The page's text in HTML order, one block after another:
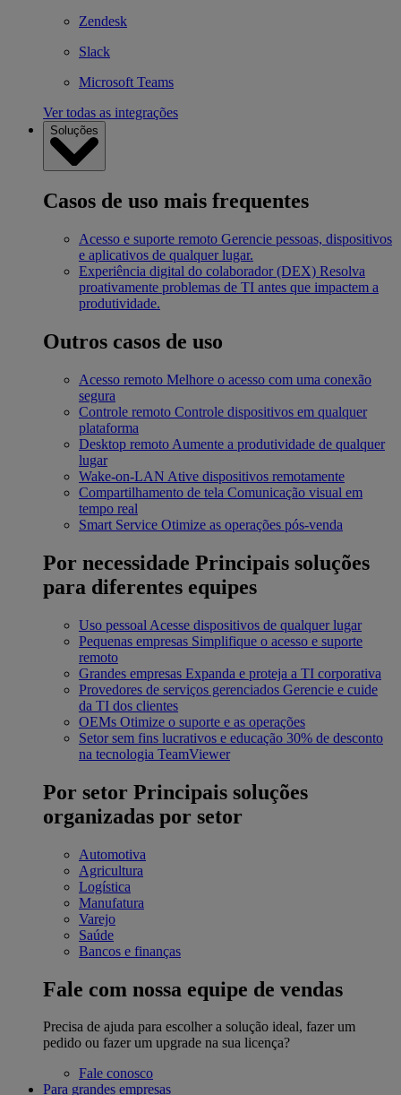
Zendesk
Slack
Microsoft Teams
Ver todas as integrações
Soluções
Casos de uso mais frequentes
Acesso e suporte remoto Gerencie pessoas, dispositivos
e aplicativos de qualquer lugar.
Experiência digital do colaborador (DEX) Resolva
proativamente problemas de TI antes que impactem a
produtividade.
Outros casos de uso
Acesso remoto Melhore o acesso com uma conexão
segura
Controle remoto Controle dispositivos em qualquer
plataforma
Desktop remoto Aumente a produtividade de qualquer
lugar
Wake-on-LAN Ative dispositivos remotamente
Compartilhamento de tela Comunicação visual em
tempo real
Smart Service Otimize as operações pós-venda
Por necessidade Principais soluções
para diferentes equipes
Uso pessoal Acesse dispositivos de qualquer lugar
Pequenas empresas Simplifique o acesso e suporte
remoto
Grandes empresas Expanda e proteja a TI corporativa
Provedores de serviços gerenciados Gerencie e cuide
da TI dos clientes
OEMs Otimize o suporte e as operações
Setor sem fins lucrativos e educação 30% de desconto
na tecnologia TeamViewer
Por setor Principais soluções
organizadas por setor
Automotiva
Agricultura
Logística
Manufatura
Varejo
Saúde
Bancos e finanças
Fale com nossa equipe de vendas
Precisa de ajuda para escolher a solução ideal, fazer um
pedido ou fazer um upgrade na sua licença?
Fale conosco
Para grandes empresas